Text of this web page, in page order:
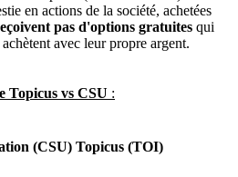
en actions de la société, achetées
pas d'options gratuites qui
avec leur propre argent.
Topicus vs CSU :
(CSU) Topicus (TOI)